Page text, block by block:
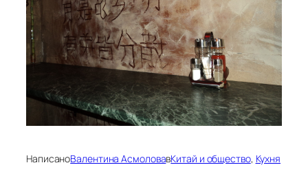
НаписаноВалентина АсмоловавКитай и общество, Кухня